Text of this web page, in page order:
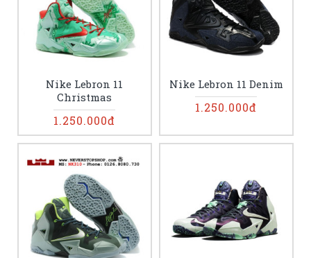
Nike Lebron 11
Christmas
1.250.000đ
Nike Lebron 11 Denim
1.250.000đ